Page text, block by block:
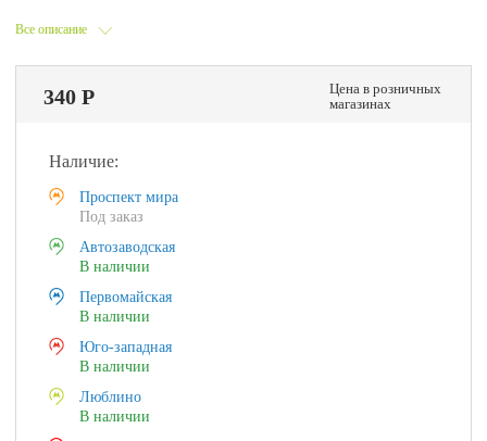
Все описание
340 Р
Цена в розничных
магазинах
Наличие:
Проспект мира
Под заказ
Автозаводская
В наличии
Первомайская
В наличии
Юго-западная
В наличии
Люблино
В наличии